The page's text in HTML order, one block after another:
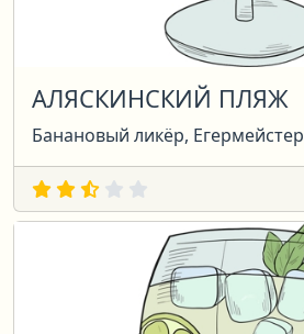
АЛЯСКИНСКИЙ ПЛЯЖ
Банановый ликёр, Егермейстер